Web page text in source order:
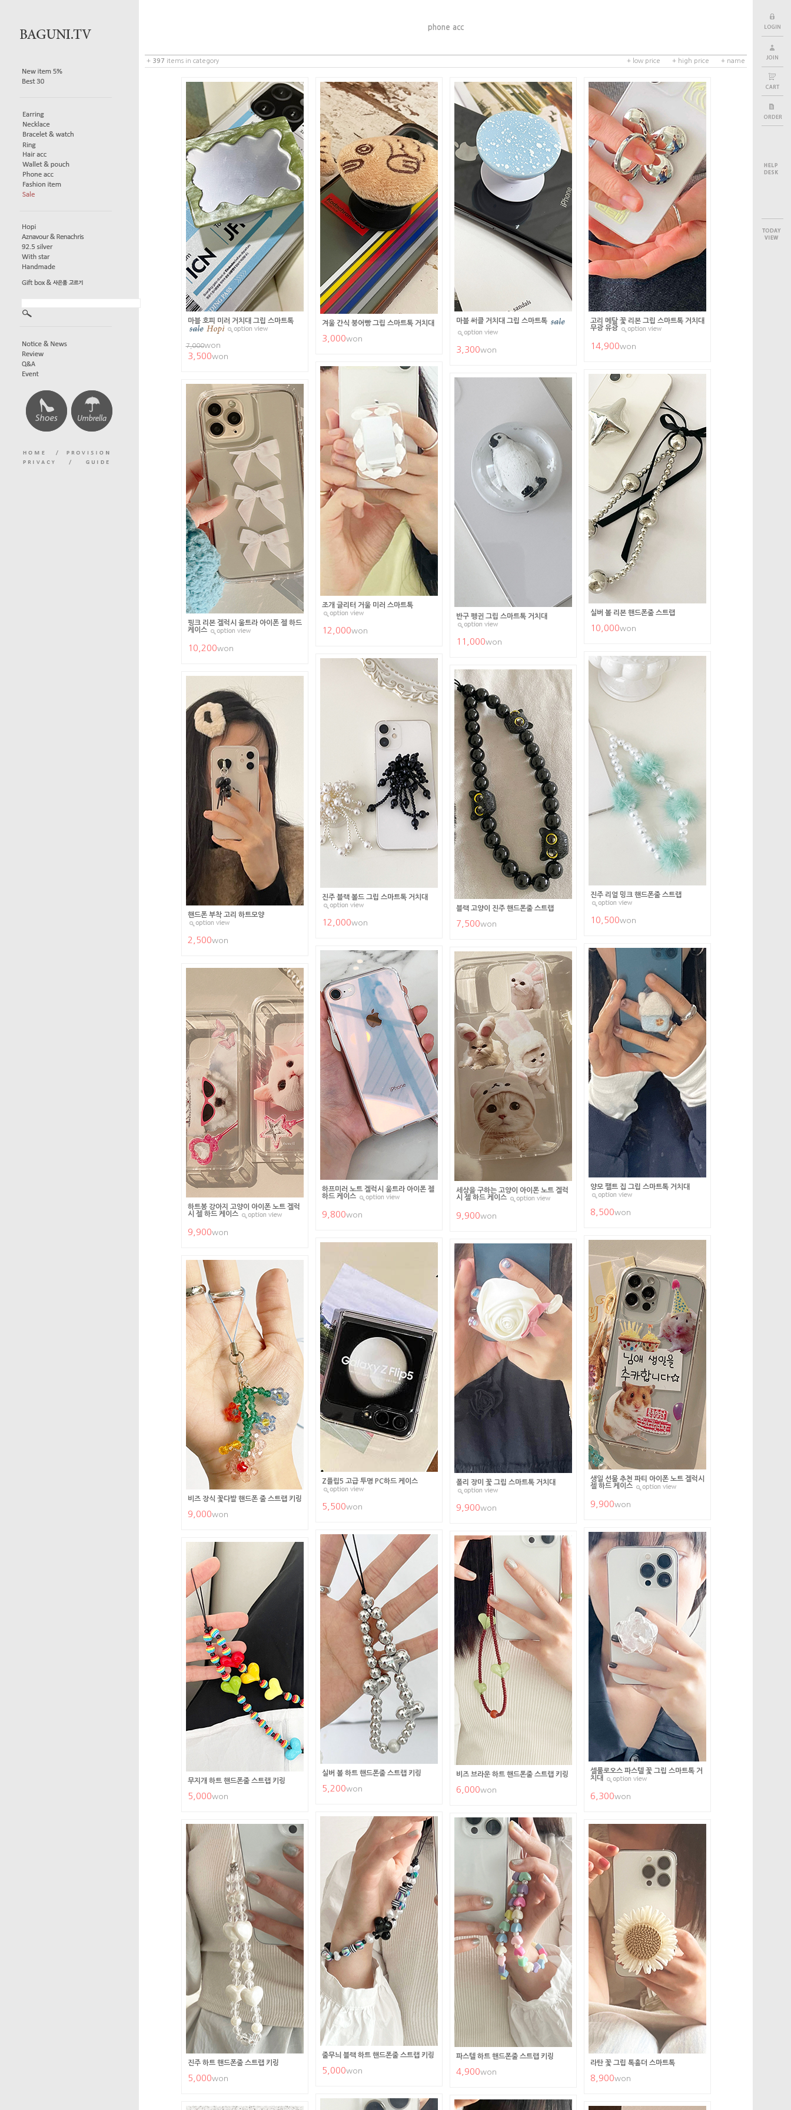
phone acc
+ 397 items in category + low price + high price + name
마블 호피 미러 거치대 그립 스마트톡
7,000won
3,500won
겨울 간식 붕어빵 그립 스마트톡 거치대
3,000won
마블 써클 거치대 그립 스마트톡
3,300won
고리 메탈 꽃 리본 그립 스마트톡 거치대
무광 유광
14,900won
조개 글리터 거울 미러 스마트톡
12,000won
실버 볼 리본 핸드폰줄 스트랩
10,000won
반구 펭귄 그립 스마트톡 거치대
11,000won
핑크 리본 겔럭시 울트라 아이폰 젤 하드
케이스
10,200won
진주 리얼 밍크 핸드폰줄 스트랩
10,500won
진주 블랙 볼드 그립 스마트톡 거치대
12,000won
블랙 고양이 진주 핸드폰줄 스트랩
7,500won
핸드폰 부착 고리 하트모양
2,500won
양모 팰트 집 그립 스마트톡 거치대
8,500won
하프미러 노트 겔럭시 울트라 아이폰 젤
하드 케이스
9,800won
세상을 구하는 고양이 아이폰 노트 겔럭
시 젤 하드 케이스
9,900won
하트봉 강아지 고양이 아이폰 노트 겔럭
시 젤 하드 케이스
9,900won
생일 선물 추천 파티 아이폰 노트 겔럭시
젤 하드 케이스
9,900won
Z플립5 고급 투명 PC하드 케이스
5,500won
폴리 장미 꽃 그립 스마트톡 거치대
9,900won
비즈 장식 꽃다발 핸드폰 줄 스트랩 키링
9,000won
셀룰로오스 파스텔 꽃 그립 스마트톡 거
치대
6,300won
실버 볼 하트 핸드폰줄 스트랩 키링
5,200won
비즈 브라운 하트 핸드폰줄 스트랩 키링
6,000won
무지개 하트 핸드폰줄 스트랩 키링
5,000won
줄무늬 블랙 하트 핸드폰줄 스트랩 키링
5,000won
파스텔 하트 핸드폰줄 스트랩 키링
4,900won
진주 하트 핸드폰줄 스트랩 키링
5,000won
라탄 꽃 그립 톡홀더 스마트톡
8,900won